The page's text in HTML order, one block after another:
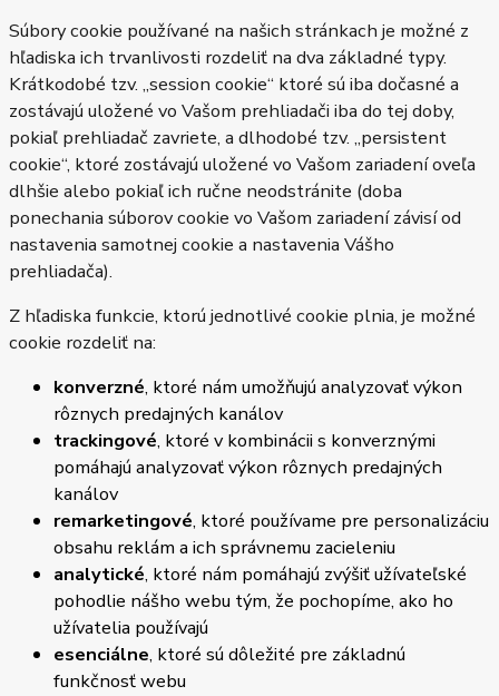
Súbory cookie používané na našich stránkach je možné z
hľadiska ich trvanlivosti rozdeliť na dva základné typy.
Krátkodobé tzv. „session cookie“ ktoré sú iba dočasné a
zostávajú uložené vo Vašom prehliadači iba do tej doby,
pokiaľ prehliadač zavriete, a dlhodobé tzv. „persistent
cookie“, ktoré zostávajú uložené vo Vašom zariadení oveľa
dlhšie alebo pokiaľ ich ručne neodstránite (doba
ponechania súborov cookie vo Vašom zariadení závisí od
nastavenia samotnej cookie a nastavenia Vášho
prehliadača).
Z hľadiska funkcie, ktorú jednotlivé cookie plnia, je možné
cookie rozdeliť na:
konverzné, ktoré nám umožňujú analyzovať výkon
rôznych predajných kanálov
trackingové, ktoré v kombinácii s konverznými
pomáhajú analyzovať výkon rôznych predajných
kanálov
remarketingové, ktoré používame pre personalizáciu
obsahu reklám a ich správnemu zacieleniu
analytické, ktoré nám pomáhajú zvýšiť užívateľské
pohodlie nášho webu tým, že pochopíme, ako ho
užívatelia používajú
esenciálne, ktoré sú dôležité pre základnú
funkčnosť webu